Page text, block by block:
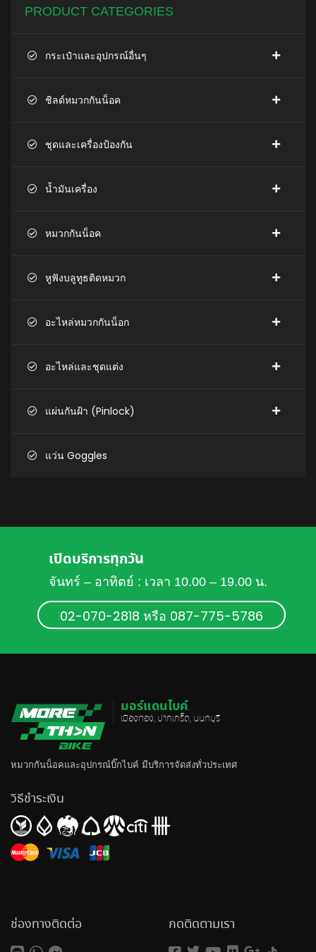
PRODUCT CATEGORIES
กระเป๋าและอุปกรณ์อื่นๆ
ชิลด์หมวกกันน็อค
ชุดและเครื่องป้องกัน
น้ำมันเครื่อง
หมวกกันน็อค
หูฟังบลูทูธติดหมวก
อะไหล่หมวกกันน็อก
อะไหล่และชุดแต่ง
แผ่นกันฝ้า (Pinlock)
แว่น Goggles
เปิดบริการทุกวัน
จันทร์ – อาทิตย์ : เวลา 10.00 – 19.00 น.
02-070-2818 หรือ 087-775-5786
มอร์แดนไบค์
เมืองทอง, ปากเกร็ด, นนทบุรี
หมวกกันน็อคและอุปกรณ์บิ๊กไบค์ มีบริการจัดส่งทั่วประเทศ
วิธีชำระเงิน
ช่องทางติดต่อ กดติดตามเรา